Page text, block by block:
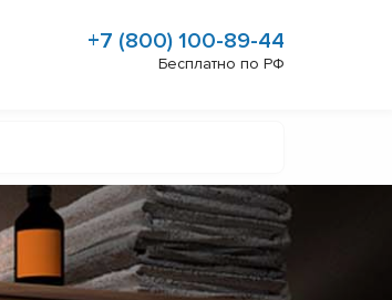
+7 (800) 100-89-44
Бесплатно по РФ